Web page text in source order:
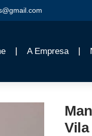
A Empresa
Vila